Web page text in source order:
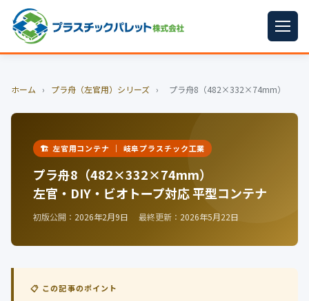
パレットサイズ
コンテナ
中古パレット
再生原料
イラン情勢まとめ
ホーム › プラ舟（左官用）シリーズ › プラ舟8（482×332×74mm）
🏗️ 左官用コンテナ ｜ 岐阜プラスチック工業
プラ舟8（482×332×74mm）
左官・DIY・ビオトープ対応 平型コンテナ
初版公開： 2026年2月9日 最終更新： 2026年5月22日
📋 この記事のポイント